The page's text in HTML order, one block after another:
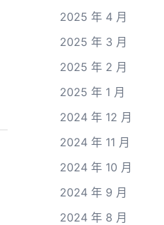
2025 年 4 月
2025 年 3 月
2025 年 2 月
2025 年 1 月
2024 年 12 月
2024 年 11 月
2024 年 10 月
2024 年 9 月
2024 年 8 月